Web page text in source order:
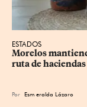
ESTADOS
Morelos
ruta de
Por Esm eralda Lázaro